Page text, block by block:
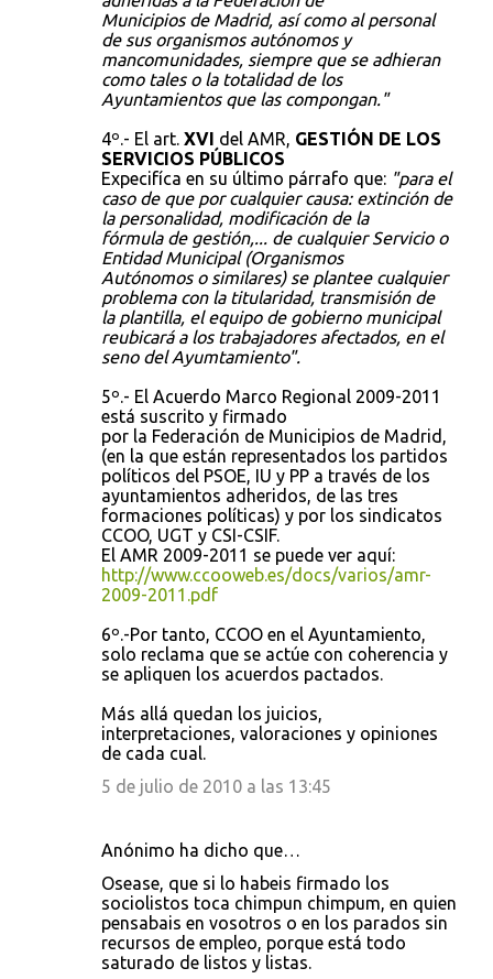
Municipios de Madrid, así como al personal
de sus organismos autónomos y
mancomunidades, siempre que se adhieran
como tales o la totalidad de los
Ayuntamientos que las compongan."
4º.- El art. XVI del AMR, GESTIÓN DE LOS
SERVICIOS PÚBLICOS
Expecifíca en su último párrafo que: "para el
caso de que por cualquier causa: extinción de
la personalidad, modificación de la
fórmula de gestión,... de cualquier Servicio o
Entidad Municipal (Organismos
Autónomos o similares) se plantee cualquier
problema con la titularidad, transmisión de
la plantilla, el equipo de gobierno municipal
reubicará a los trabajadores afectados, en el
seno del Ayumtamiento".
5º.- El Acuerdo Marco Regional 2009-2011
está suscrito y firmado
por la Federación de Municipios de Madrid,
(en la que están representados los partidos
políticos del PSOE, IU y PP a través de los
ayuntamientos adheridos, de las tres
formaciones políticas) y por los sindicatos
CCOO, UGT y CSI-CSIF.
El AMR 2009-2011 se puede ver aquí:
http://www.ccooweb.es/docs/varios/amr-
2009-2011.pdf
6º.-Por tanto, CCOO en el Ayuntamiento,
solo reclama que se actúe con coherencia y
se apliquen los acuerdos pactados.
Más allá quedan los juicios,
interpretaciones, valoraciones y opiniones
de cada cual.
5 de julio de 2010 a las 13:45
Anónimo ha dicho que…
Osease, que si lo habeis firmado los
sociolistos toca chimpun chimpum, en quien
pensabais en vosotros o en los parados sin
recursos de empleo, porque está todo
saturado de listos y listas.